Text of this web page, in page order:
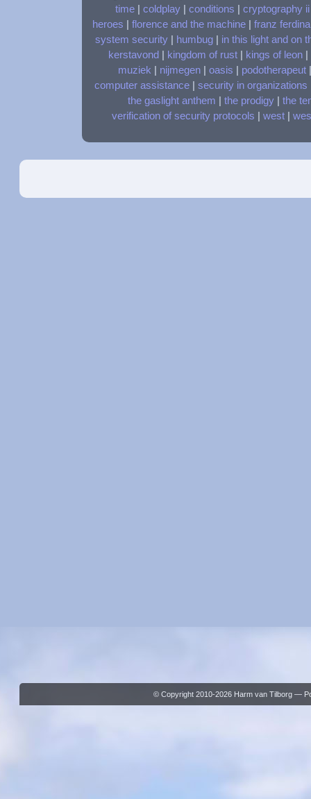
time| coldplay| conditions cryptography ii
heroes
florence and the machine| franz
system security| humbug| in this light and on
kerstavond
kingdom of rust| kings of leon|
muziek
nijmegen| oasis podotherapeut
computer assistance| security in organizations
the gaslight anthem
the prodigy| the
verification of security protocols
west|
© Copyright 2010-2026 Harm van Tilborg —